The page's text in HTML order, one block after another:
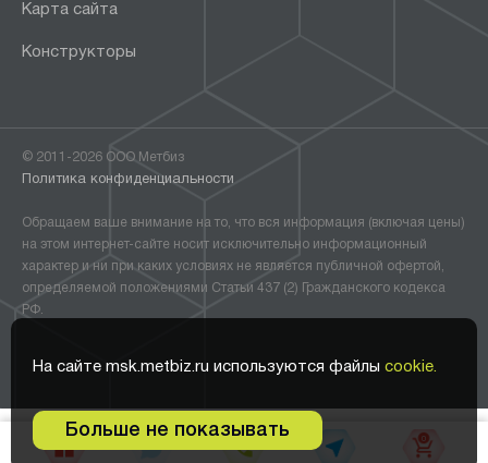
0
На сайте msk.metbiz.ru используются файлы cookie.
Больше не показывать
Карта сайта
Конструкторы
© 2011-2026 ООО Метбиз
Политика конфиденциальности
Обращаем ваше внимание на то, что вся информация (включая цены)
на этом интернет-сайте носит исключительно информационный
характер и ни при каких условиях не является публичной офертой,
определяемой положениями Статьи 437 (2) Гражданского кодекса
РФ.